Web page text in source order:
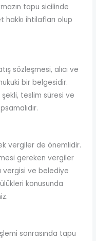
tapu sicilinde
hakkı ihtilafları olup
sözleşmesi, alıcı ve
bir belgesidir.
teslim süresi ve
vergiler de önemlidir.
gereken vergiler
vergisi ve belediye
konusunda
sonrasında tapu